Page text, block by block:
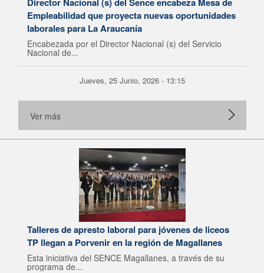
Empleabilidad que proyecta nuevas oportunidades
laborales para La Araucanía
Encabezada por el Director Nacional (s) del Servicio
Nacional de...
Jueves, 25 Junio, 2026 - 13:15
Ver más
Talleres de apresto laboral para jóvenes de liceos
TP llegan a Porvenir en la región de Magallanes
Esta iniciativa del SENCE Magallanes, a través de su
programa de...